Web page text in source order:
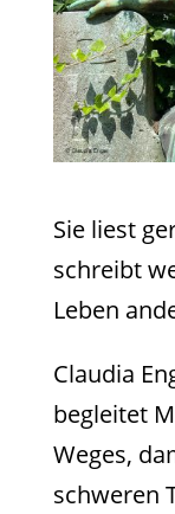
Sie liest
schreibt
Leben
Claudia
begleitet
Weges,
schweren